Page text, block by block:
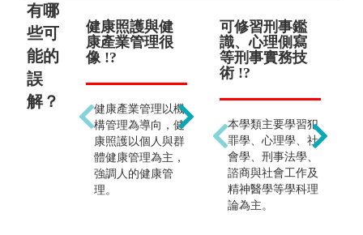
有哪
些可
能的
誤
解？
健康照護與健
康產業管理很
像 !?
健康產業管理以機
構管理為導向，健
康照護以個人與群
體健康管理為主，
強調人的健康管
理。
健康照護只能
從事照護人的
工作 !?
健康知能外，亦會
學習管理層面的技
能，如：高齡健康
產業或市場的經
營、管理與開發、
社區健康營造等，
可修習刑事鑑
識、心理側寫
等刑事實務技
術 !?
本學類主要學習犯
罪學、心理學、社
會學、刑事法學、
諮商與社會工作及
精神醫學等學科理
論為主。